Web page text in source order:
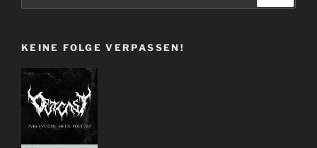
KEINE FOLGE VERPASSEN!